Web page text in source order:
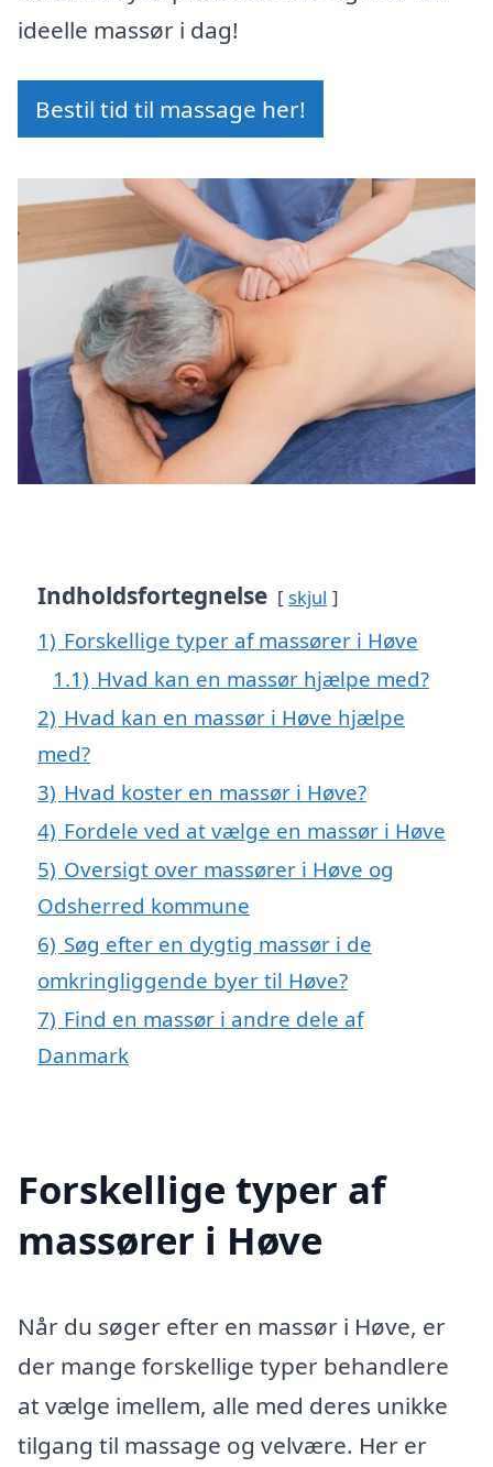
ideelle massør i dag!
Bestil tid til massage her!
Indholdsfortegnelse skjul
1) Forskellige typer af massører i Høve
1.1) Hvad kan en massør hjælpe med?
2) Hvad kan en massør i Høve hjælpe
med?
3) Hvad koster en massør i Høve?
4) Fordele ved at vælge en massør i Høve
5) Oversigt over massører i Høve og
Odsherred kommune
6) Søg efter en dygtig massør i de
omkringliggende byer til Høve?
7) Find en massør i andre dele af
Danmark
Forskellige typer af
massører i Høve
Når du søger efter en massør i Høve, er
der mange forskellige typer behandlere
at vælge imellem, alle med deres unikke
tilgang til massage og velvære. Her er